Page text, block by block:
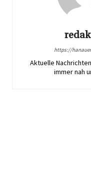
https://
Aktuelle
immer nah